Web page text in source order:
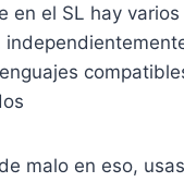
en el SL hay
malo en eso,